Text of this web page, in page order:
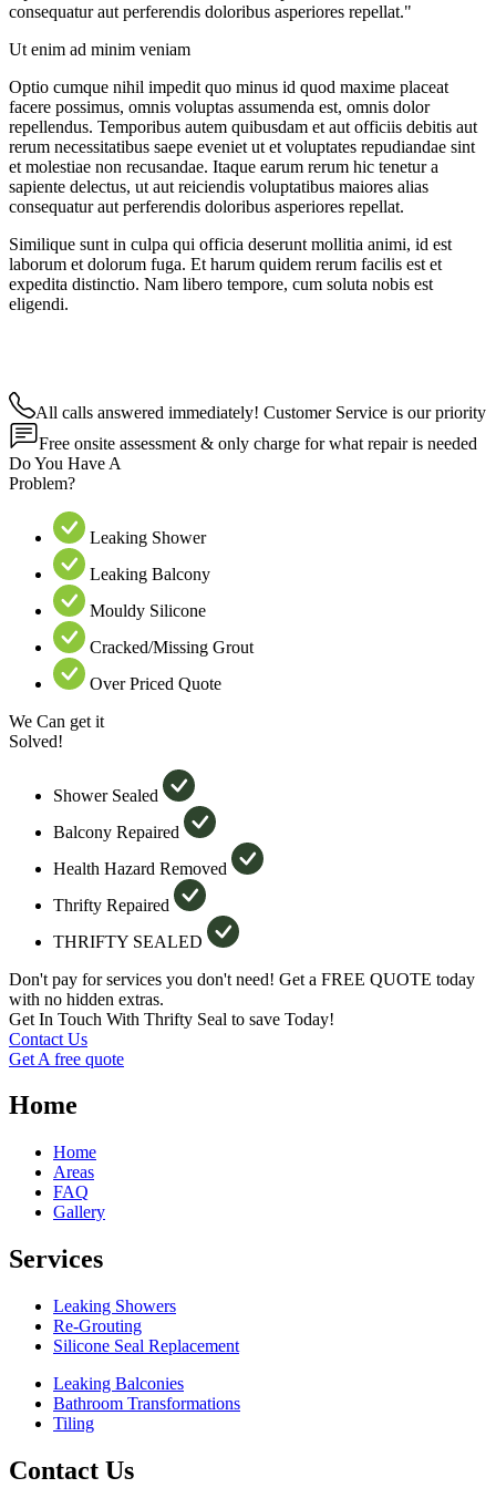
consequatur aut perferendis doloribus asperiores repellat."
Ut enim ad minim veniam
Optio cumque nihil impedit quo minus id quod maxime placeat
facere possimus, omnis voluptas assumenda est, omnis dolor
repellendus. Temporibus autem quibusdam et aut officiis debitis aut
rerum necessitatibus saepe eveniet ut et voluptates repudiandae sint
et molestiae non recusandae. Itaque earum rerum hic tenetur a
sapiente delectus, ut aut reiciendis voluptatibus maiores alias
consequatur aut perferendis doloribus asperiores repellat.
Similique sunt in culpa qui officia deserunt mollitia animi, id est
laborum et dolorum fuga. Et harum quidem rerum facilis est et
expedita distinctio. Nam libero tempore, cum soluta nobis est
eligendi.
All calls answered immediately! Customer Service is our priority
Free onsite assessment & only charge for what repair is needed
Do You Have A
Problem?
Leaking Shower
Leaking Balcony
Mouldy Silicone
Cracked/Missing Grout
Over Priced Quote
We Can get it
Solved!
Shower Sealed
Balcony Repaired
Health Hazard Removed
Thrifty Repaired
THRIFTY SEALED
Don't pay for services you don't need! Get a FREE QUOTE today
with no hidden extras.
Get In Touch With Thrifty Seal to save Today!
Contact Us
Get A free quote
Home
Home
Areas
FAQ
Gallery
Services
Leaking Showers
Re-Grouting
Silicone Seal Replacement
Leaking Balconies
Bathroom Transformations
Tiling
Contact Us